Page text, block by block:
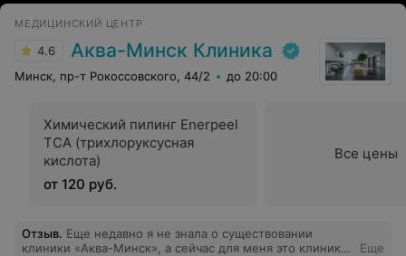
МЕДИЦИНСКИЙ ЦЕНТР
4.6 Аква-Минск Клиника
Минск, пр-т Рокоссовского, 44/2 до 20:00
Химический пилинг Enerpeel
TCA (трихлоруксусная
кислота)
от 120 руб.
Все цены
Отзыв. Еще недавно я не знала о существовании
клиники «Аква-Минск», а сейчас для меня это клиника
Еще